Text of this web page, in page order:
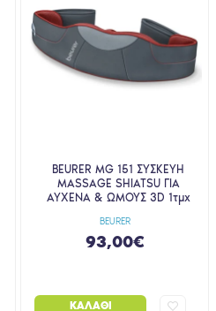
BEURER
BEURER MG 151 ΣΥΣΚΕΥΗ
MASSAGE SHIATSU ΓΙΑ
ΑΥΧΕΝΑ & ΩΜΟΥΣ 3D 1τμχ
93,00€
ΚΑΛΆΘΙ